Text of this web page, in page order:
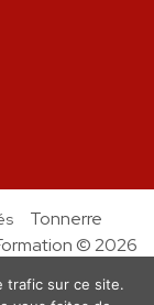
Tonnerre
© 2026
trafic sur ce site.